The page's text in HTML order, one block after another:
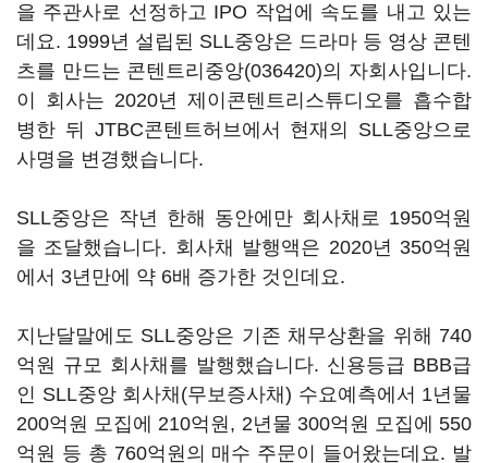
을 주관사로 선정하고 IPO 작업에 속도를 내고 있는
데요. 1999년 설립된 SLL중앙은 드라마 등 영상 콘텐
츠를 만드는 콘텐트리중앙(036420)의 자회사입니다.
이 회사는 2020년 제이콘텐트리스튜디오를 흡수합
병한 뒤 JTBC콘텐트허브에서 현재의 SLL중앙으로
사명을 변경했습니다.
SLL중앙은 작년 한해 동안에만 회사채로 1950억원
을 조달했습니다. 회사채 발행액은 2020년 350억원
에서 3년만에 약 6배 증가한 것인데요.
지난달말에도 SLL중앙은 기존 채무상환을 위해 740
억원 규모 회사채를 발행했습니다. 신용등급 BBB급
인 SLL중앙 회사채(무보증사채) 수요예측에서 1년물
200억원 모집에 210억원, 2년물 300억원 모집에 550
억원 등 총 760억원의 매수 주문이 들어왔는데요. 발